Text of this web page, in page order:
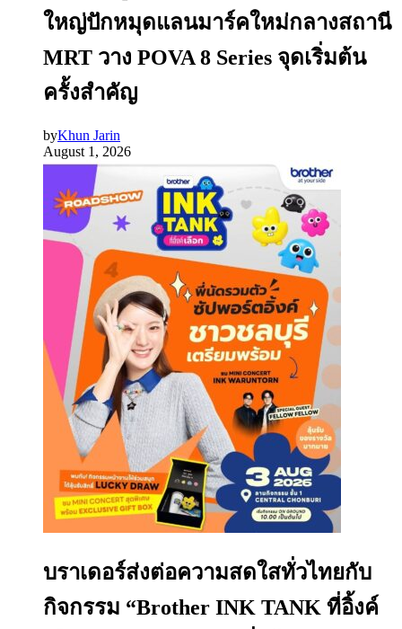
ใหญ่ปักหมุดแลนมาร์คใหม่กลางสถานี
MRT วาง POVA 8 Series จุดเริ่มต้น
ครั้งสำคัญ
byKhun Jarin
August 1, 2026
บราเดอร์ส่งต่อความสดใสทั่วไทยกับ
กิจกรรม “Brother INK TANK ที่อิ้งค์